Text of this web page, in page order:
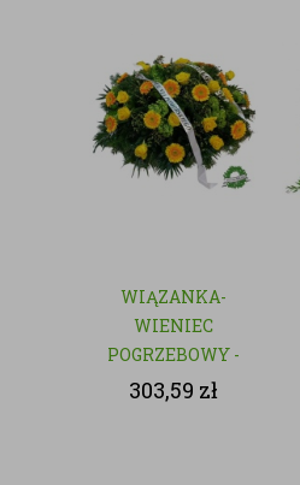
WIĄZANKA-
WIENIEC
POGRZEBOWY -
NATURALNY
303,59 zł